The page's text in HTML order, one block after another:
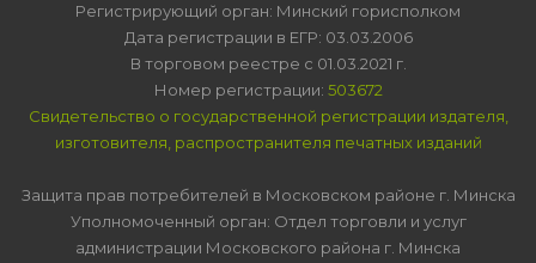
Регистрирующий орган: Минский горисполком
Дата регистрации в ЕГР: 03.03.2006
В торговом реестре с 01.03.2021 г.
Номер регистрации: 503672
Свидетельство о государственной регистрации издателя,
изготовителя, распространителя печатных изданий
Защита прав потребителей в Московском районе г. Минска
Уполномоченный орган: Отдел торговли и услуг
администрации Московского района г. Минска